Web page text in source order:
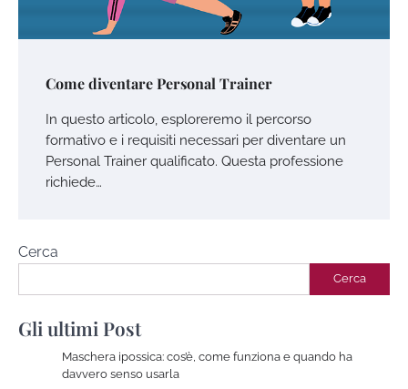
Come diventare Personal Trainer
In questo articolo, esploreremo il percorso
formativo e i requisiti necessari per diventare un
Personal Trainer qualificato. Questa professione
richiede…
Cerca
Cerca
Gli ultimi Post
Maschera ipossica: cos’è, come funziona e quando ha
davvero senso usarla